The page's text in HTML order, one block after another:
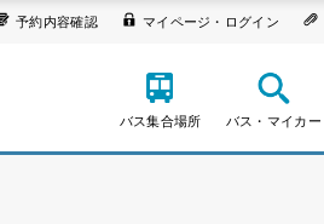
予約内容確認 マイページ・ログイン
バス集合場所 バス・マイカー